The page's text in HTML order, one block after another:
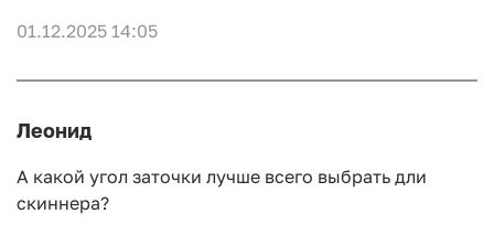
01.12.2025 14:05
Леонид
А какой угол заточки лучше всего выбрать дли
скиннера?